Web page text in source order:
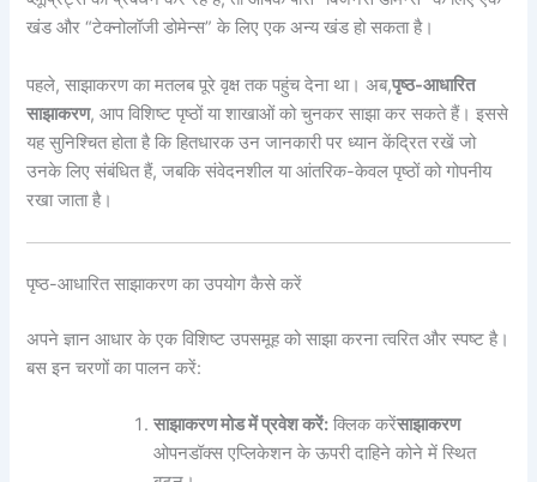
खंड और “टेक्नोलॉजी डोमेन्स” के लिए एक अन्य खंड हो सकता है।
पहले, साझाकरण का मतलब पूरे वृक्ष तक पहुंच देना था। अब,पृष्ठ-आधारित
साझाकरण, आप विशिष्ट पृष्ठों या शाखाओं को चुनकर साझा कर सकते हैं। इससे
यह सुनिश्चित होता है कि हितधारक उन जानकारी पर ध्यान केंद्रित रखें जो
उनके लिए संबंधित हैं, जबकि संवेदनशील या आंतरिक-केवल पृष्ठों को गोपनीय
रखा जाता है।
पृष्ठ-आधारित साझाकरण का उपयोग कैसे करें
अपने ज्ञान आधार के एक विशिष्ट उपसमूह को साझा करना त्वरित और स्पष्ट है।
बस इन चरणों का पालन करें:
साझाकरण मोड में प्रवेश करें: क्लिक करेंसाझाकरण
ओपनडॉक्स एप्लिकेशन के ऊपरी दाहिने कोने में स्थित